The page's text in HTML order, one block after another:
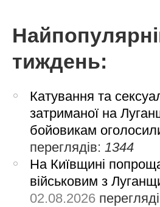
тиждень:
Катування та
затриманої на
бойовикам
переглядів:1344
На Київщині
військовим з
02.08.2026